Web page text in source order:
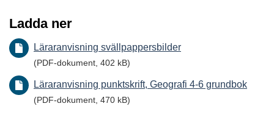
Ladda ner
Läraranvisning svällpappersbilder
(PDF-dokument, 402 kB)
Läraranvisning punktskrift, Geografi 4-6 grundbok
(PDF-dokument, 470 kB)